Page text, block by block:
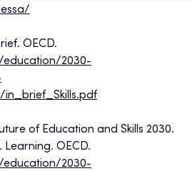
OECD.
2030-
in_brief_Skills.pdf
of Education and Skills 2030.
Learning. OECD.
2030-